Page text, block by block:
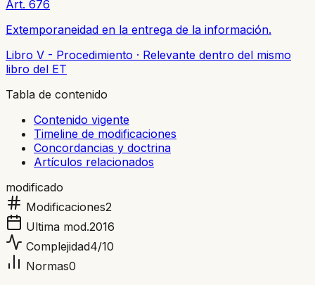
Art. 676
Extemporaneidad en la entrega de la información.
Libro V - Procedimiento · Relevante dentro del mismo
libro del ET
Tabla de contenido
Contenido vigente
Timeline de modificaciones
Concordancias y doctrina
Artículos relacionados
modificado
Modificaciones2
Ultima mod.2016
Complejidad4/10
Normas0